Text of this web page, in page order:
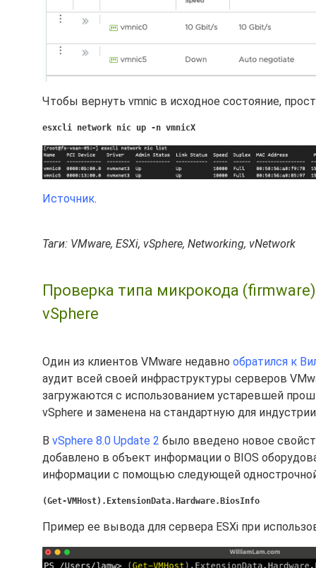
Чтобы вернуть vmnic в исходное состояние,
esxcli network nic up -n vmnicX
Источник.
Таги: VMware, ESXi, vSphere, Networking, vNetwork
Проверка типа микрокода
vSphere
Один из клиентов VMware недавно обратился к
аудит всей своей инфраструктуры серверов
загружаются с использованием устаревшей
vSphere и заменена на стандартную для
В vSphere 8.0 Update 2 было введено новое
добавлено в объект информации о BIOS
информации с помощью следующей
(Get-VMHost).ExtensionData.Hardware.BiosInfo
Пример ее вывода для сервера ESXi при